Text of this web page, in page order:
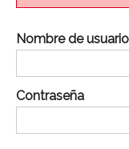
Nombre de
Contraseña